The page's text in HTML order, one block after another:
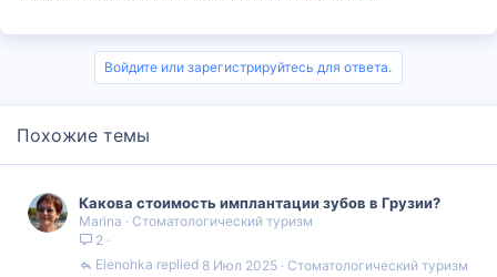
Войдите или зарегистрируйтесь для ответа.
Похожие темы
Какова стоимость имплантации зубов в Грузии?
Marina
Стоматологический туризм
2
Стоматологический туризм
8 Июл 2025
Elenohka